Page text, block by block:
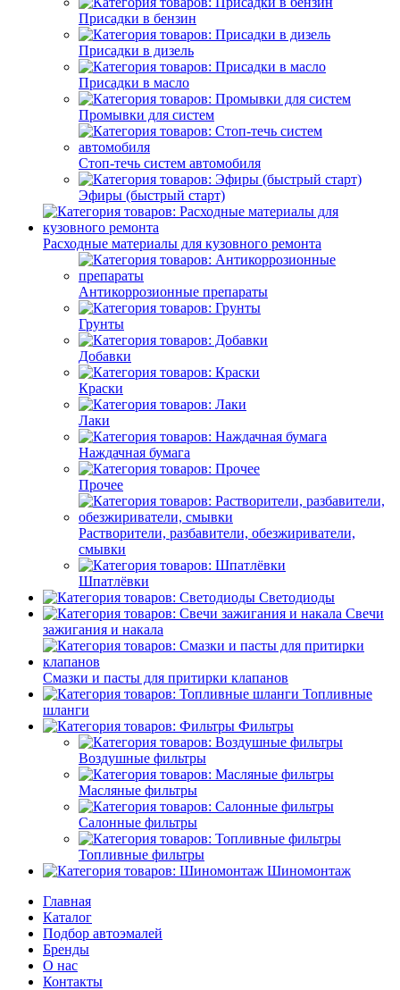
Присадки в бензин
Присадки в дизель
Присадки в масло
Промывки для систем
Стоп-течь систем автомобиля
Эфиры (быстрый старт)
Расходные материалы для кузовного ремонта
Антикоррозионные препараты
Грунты
Добавки
Краски
Лаки
Наждачная бумага
Прочее
Растворители, разбавители, обезжириватели,
смывки
Шпатлёвки
Светодиоды
Свечи
зажигания и накала
Смазки и пасты для притирки клапанов
Топливные
шланги
Фильтры
Воздушные фильтры
Масляные фильтры
Салонные фильтры
Топливные фильтры
Шиномонтаж
Главная
Каталог
Подбор автоэмалей
Бренды
О нас
Контакты